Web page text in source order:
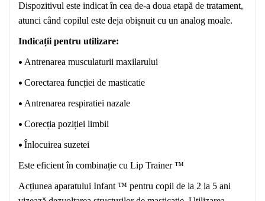
Dispozitivul este indicatîn cea de-a doua etapă de tratament,
atunci când copilul este deja obișnuit cu un analog moale.
Indicații pentru utilizare:
• Antrenarea musculaturii maxilarului
• Corectarea funcției de masticatie
• Antrenarea respiratiei nazale
• Corecția poziției limbii
• Înlocuirea suzetei
Este eficient în combinație cu Lip Trainer ™
Acțiunea aparatului Infant ™ pentru copii de la 2 la 5 ani